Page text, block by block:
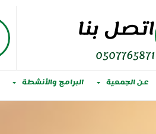
اتصل بنا
0507765871
عن الجمعية البرامج والأنشطة